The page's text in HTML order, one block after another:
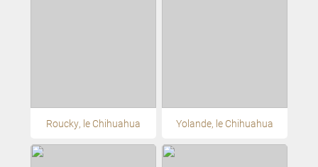
Roucky, le Chihuahua Yolande, le Chihuahua